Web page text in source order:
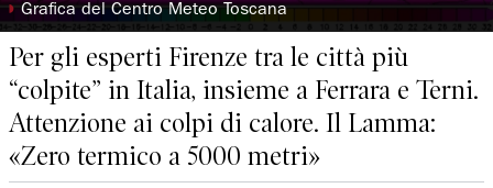
◗ Grafica del Centro Meteo Toscana
Per gli esperti Firenze tra le città più
“colpite” in Italia, insieme a Ferrara e Terni.
Attenzione ai colpi di calore. Il Lamma:
«Zero termico a 5000 metri»